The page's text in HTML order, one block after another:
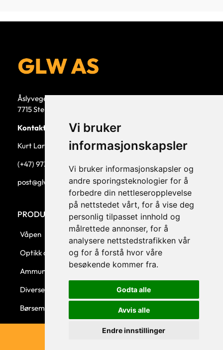
Vi bruker
informasjonskapsler
Vi bruker informasjonskapsler og
andre sporingsteknologier for å
forbedre din nettleseropplevelse
på nettstedet vårt, for å vise deg
personlig tilpasset innhold og
målrettede annonser, for å
analysere nettstedstrafikken vår
og for å forstå hvor våre
besøkende kommer fra.
Godta alle
Avvis alle
Endre innstillinger
Åslyvegen 5b
7715 Steinkjer
Kontaktperson
Kurt Larsen, daglig leder.
(+47) 973 33 332
post@glw.no
PRODUKTKATEGORIER
Våpen
Optikk og montasjer
Ammunisjon
Diverse
Børsemaker